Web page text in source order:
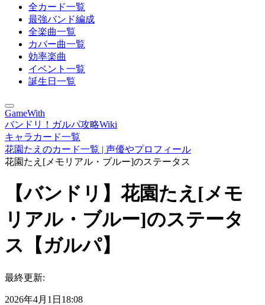
全カード一覧
最強バンド編成
全楽曲一覧
カバー曲一覧
効率楽曲
イベント一覧
誕生日一覧
GameWith
バンドリ！ガルパ攻略Wiki
キャラカード一覧
花園たえのカード一覧 | 声優やプロフィール
花園たえ[メモリアル・ブルー]のステータス
【バンドリ】花園たえ[メモ
リアル・ブルー]のステータ
ス【ガルパ】
最終更新:
2026年4月1日18:08